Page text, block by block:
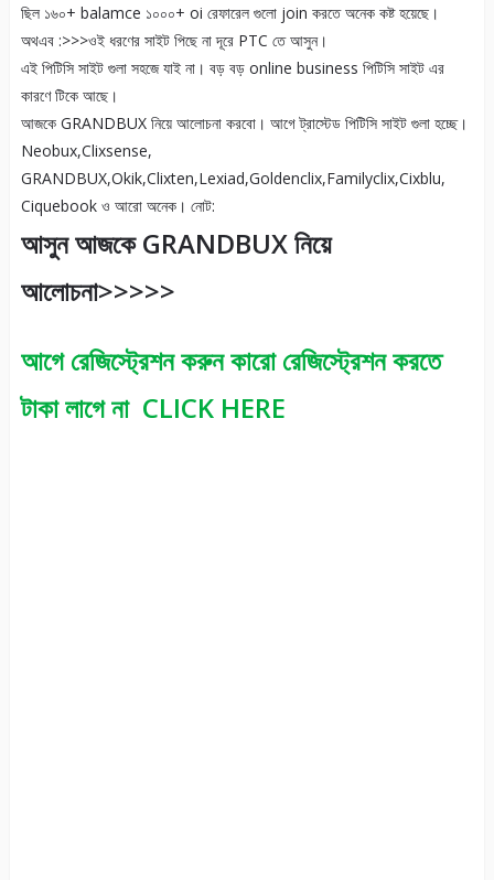
ছিল ১৬০+ balamce ১০০০+ oi রেফারেল গুলো join করতে অনেক কষ্ট হয়েছে।
অথএব :>>>ওই ধরণের সাইট পিছে না দূরে PTC তে আসুন।
এই পিটিসি সাইট গুলা সহজে যাই না। বড় বড় online business পিটিসি সাইট এর
কারণে টিকে আছে।
আজকে GRANDBUX নিয়ে আলোচনা করবো। আগে ট্রাস্টেড পিটিসি সাইট গুলা হচ্ছে।
Neobux,Clixsense,
GRANDBUX,Okik,Clixten,Lexiad,Goldenclix,Familyclix,Cixblu,
Ciquebook ও আরো অনেক। নোট:
আসুন আজকে GRANDBUX নিয়ে
আলোচনা>>>>>
আগে রেজিস্ট্রেশন করুন কারো রেজিস্ট্রেশন করতে
টাকা লাগে না CLICK HERE